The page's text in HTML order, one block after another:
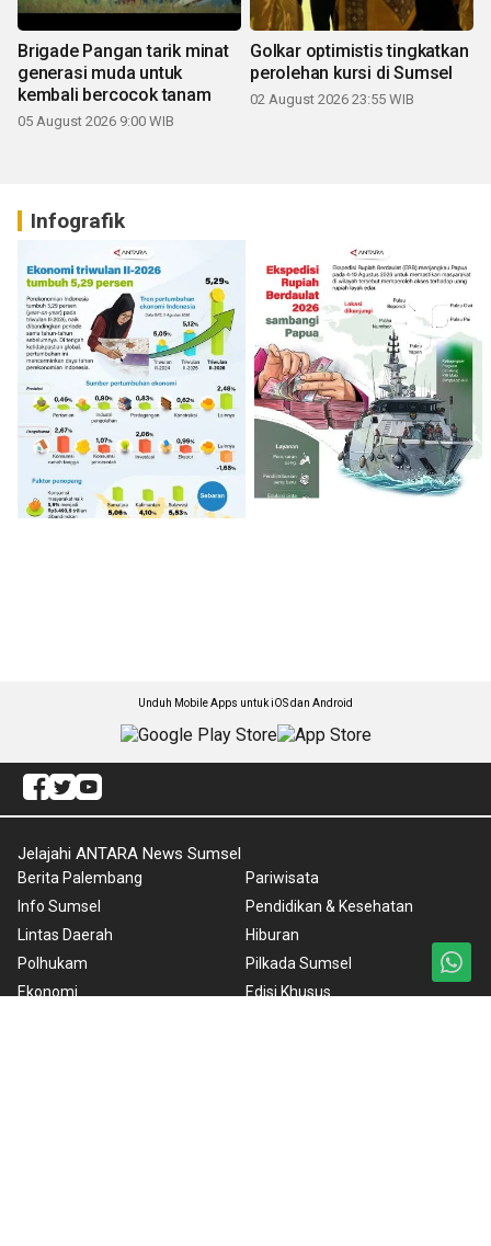
Brigade Pangan tarik minat
generasi muda untuk
kembali bercocok tanam
05 August 2026 9:00 WIB
Golkar optimistis tingkatkan
perolehan kursi di Sumsel
02 August 2026 23:55 WIB
Infografik
Unduh Mobile Apps untuk iOS dan Android
Jelajahi ANTARA News Sumsel
Berita Palembang
Info Sumsel
Lintas Daerah
Polhukam
Ekonomi
Pariwisata
Pendidikan & Kesehatan
Hiburan
Pilkada Sumsel
Edisi Khusus